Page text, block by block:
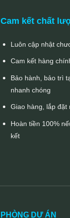
Cam kết chất
Luôn cập nhật
Cam kết hàng
Bảo hành, bảo trì
nhanh chóng
Giao hàng, lắp đặt
Hoàn tiền 100%
kết
PHÒNG DỰ ÁN